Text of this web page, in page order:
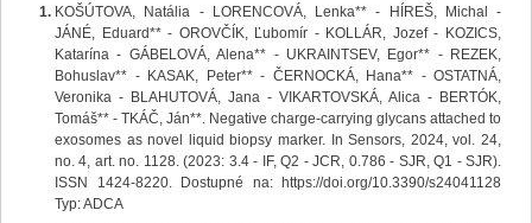
KOŠÚTOVA, Natália - LORENCOVÁ, Lenka** - HÍREŠ, Michal -
JÁNÉ, Eduard** - OROVČÍK, Ľubomír - KOLLÁR, Jozef - KOZICS,
Katarína - GÁBELOVÁ, Alena** - UKRAINTSEV, Egor** - REZEK,
Bohuslav** - KASAK, Peter** - ČERNOCKÁ, Hana** - OSTATNÁ,
Veronika - BLAHUTOVÁ, Jana - VIKARTOVSKÁ, Alica - BERTÓK,
Tomáš** - TKÁČ, Ján**. Negative charge-carrying glycans attached to
exosomes as novel liquid biopsy marker. In Sensors, 2024, vol. 24,
no. 4, art. no. 1128. (2023: 3.4 - IF, Q2 - JCR, 0.786 - SJR, Q1 - SJR).
ISSN 1424-8220. Dostupné na: https://doi.org/10.3390/s24041128
Typ: ADCA